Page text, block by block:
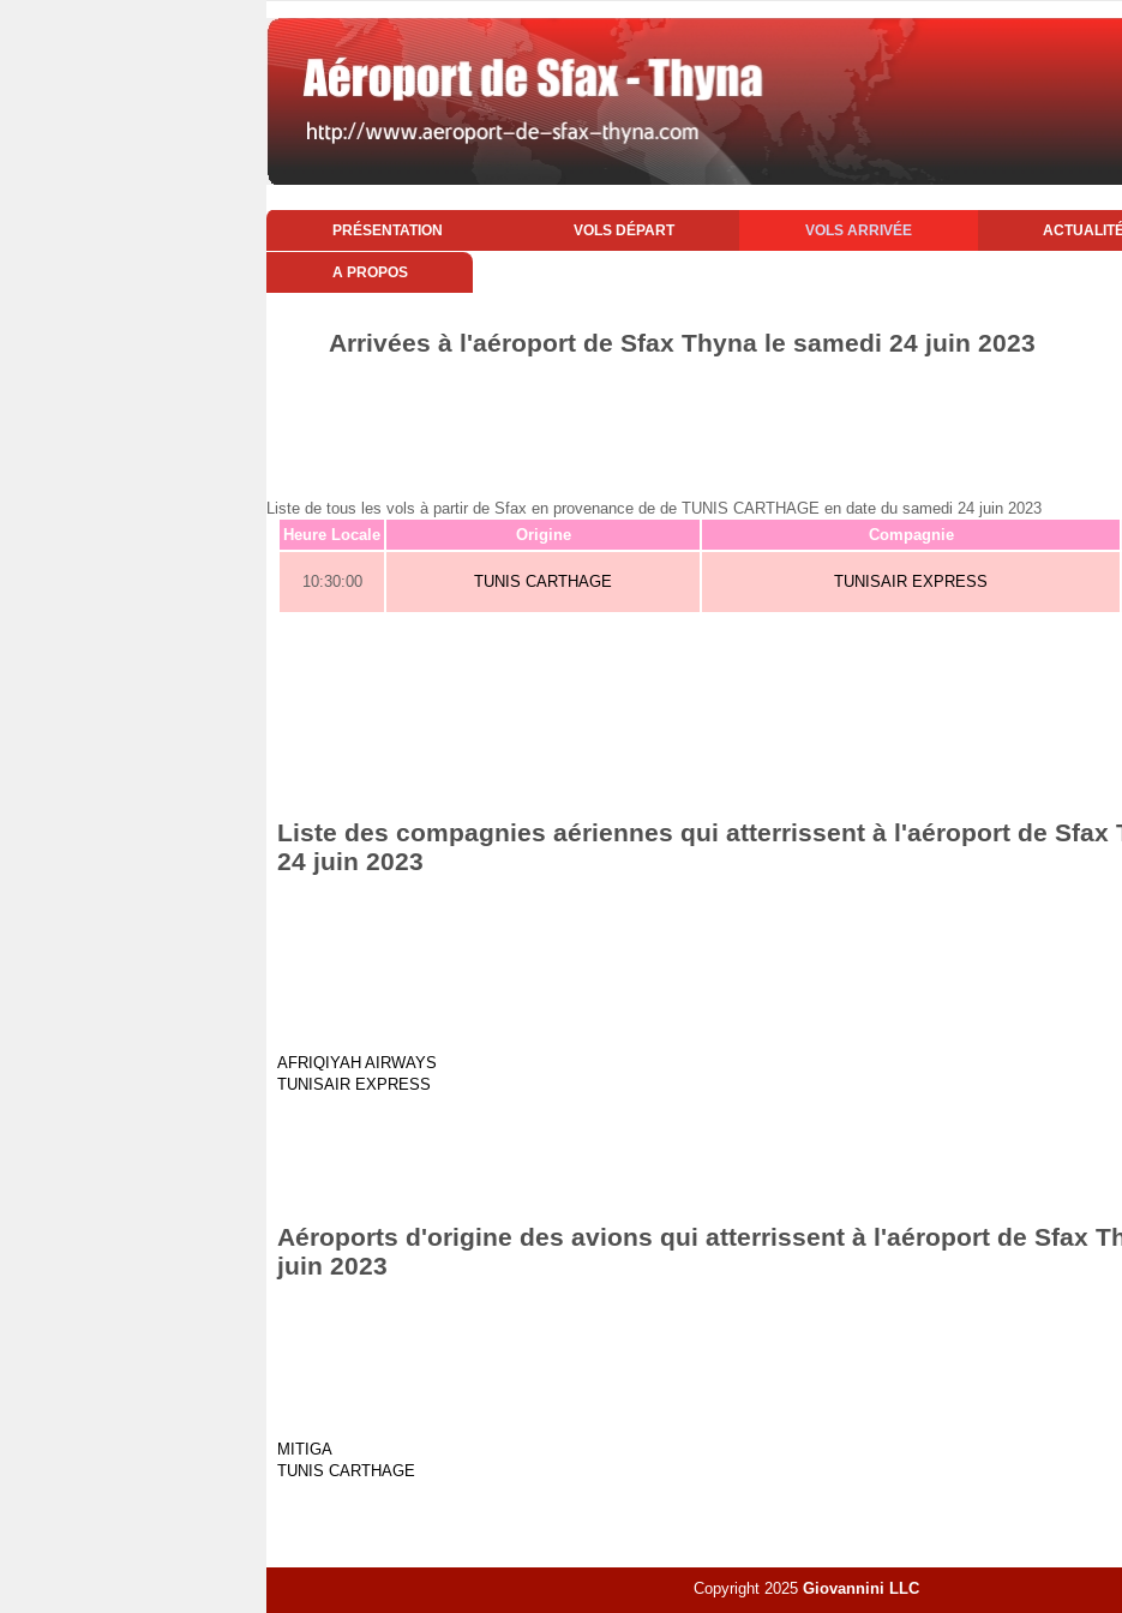
PRÉSENTATION VOLS DÉPART VOLS ARRIVÉE
A PROPOS
Arrivées à l'aéroport de Sfax Thyna le samedi 24 juin 2023
Liste de tous les vols à partir de Sfax en provenance de de TUNIS CARTHAGE en date du samedi 24 juin 2023
Heure Locale
Origine Compagnie
10:30:00 TUNIS CARTHAGE TUNISAIR EXPRESS
Liste des compagnies aériennes qui atterrissent à l'aéroport de Sfax
24 juin 2023
AFRIQIYAH AIRWAYS
TUNISAIR EXPRESS
Aéroports d'origine des avions qui atterrissent à l'aéroport de Sfax
juin 2023
MITIGA
TUNIS CARTHAGE
Copyright 2025 Giovannini LLC